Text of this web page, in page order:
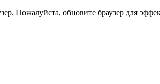
Пожалуйста, обновите браузер для